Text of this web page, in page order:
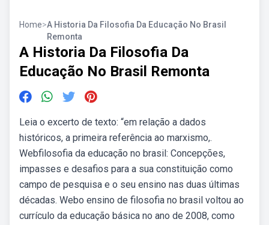
Home>A Historia Da Filosofia Da Educação No Brasil
Remonta
A Historia Da Filosofia Da
Educação No Brasil Remonta
Leia o excerto de texto: “em relação a dados
históricos, a primeira referência ao marxismo,.
Webfilosofia da educação no brasil: Concepções,
impasses e desafios para a sua constituição como
campo de pesquisa e o seu ensino nas duas últimas
décadas. Webo ensino de filosofia no brasil voltou ao
currículo da educação básica no ano de 2008, como